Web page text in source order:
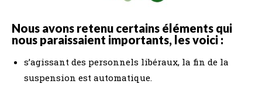
Nous avons retenu certains éléments qui
nous paraissaient importants, les voici :
s’agissant des personnels libéraux, la fin de la
suspension est automatique.